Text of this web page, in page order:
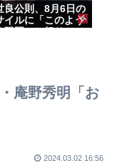
良公則、8月6日の
イルに「このよう
隣国」と怒りか
庵野秀明「お
2024.03.02 16:56